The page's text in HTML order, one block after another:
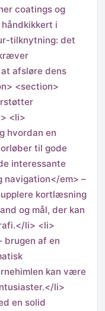
coatings og
i
tilknytning: det
afsløre dens
<section>
<li>
hvordan en
til gode
interessante
navigation</em> –
kortlæsning
og mål, der kan
li> <li>
brugen af en
kan være
li>
en solid